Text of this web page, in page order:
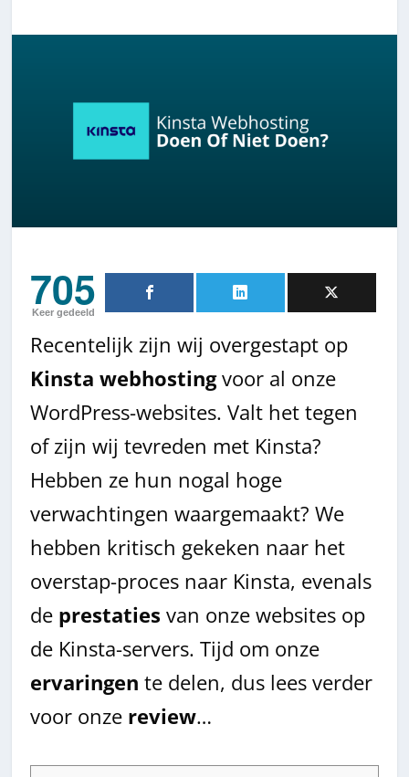
705
Keer gedeeld
Recentelijk zijn wij overgestapt op
Kinsta webhostingvoor al onze
WordPress-websites. Valt het tegen
of zijn wij tevreden met Kinsta?
Hebben ze hun nogal hoge
verwachtingen waargemaakt? We
hebben kritisch gekeken naar het
overstap-proces naar Kinsta, evenals
de prestatiesvan onze websites op
de Kinsta-servers. Tijd om onze
ervaringente delen, dus lees verder
voor onze review…